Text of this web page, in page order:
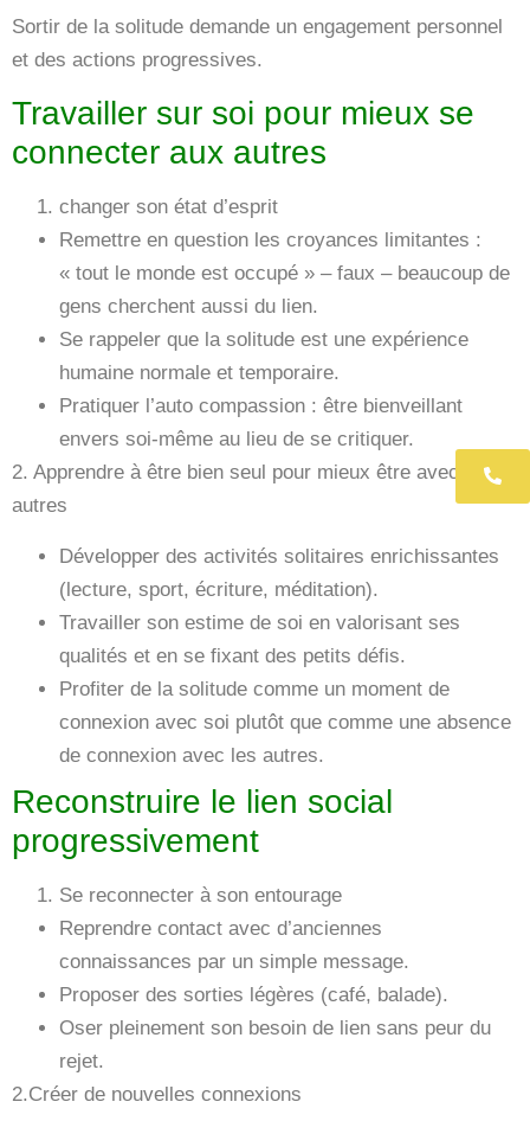
Sortir de la solitude demande un engagement personnel
et des actions progressives.
Travailler sur soi pour mieux se
connecter aux autres
changer son état d’esprit
Remettre en question les croyances limitantes :
« tout le monde est occupé » – faux – beaucoup de
gens cherchent aussi du lien.
Se rappeler que la solitude est une expérience
humaine normale et temporaire.
Pratiquer l’auto compassion : être bienveillant
envers soi-même au lieu de se critiquer.
2. Apprendre à être bien seul pour mieux être avec les
autres
Développer des activités solitaires enrichissantes
(lecture, sport, écriture, méditation).
Travailler son estime de soi en valorisant ses
qualités et en se fixant des petits défis.
Profiter de la solitude comme un moment de
connexion avec soi plutôt que comme une absence
de connexion avec les autres.
Reconstruire le lien social
progressivement
Se reconnecter à son entourage
Reprendre contact avec d’anciennes
connaissances par un simple message.
Proposer des sorties légères (café, balade).
Oser pleinement son besoin de lien sans peur du
rejet.
2.Créer de nouvelles connexions